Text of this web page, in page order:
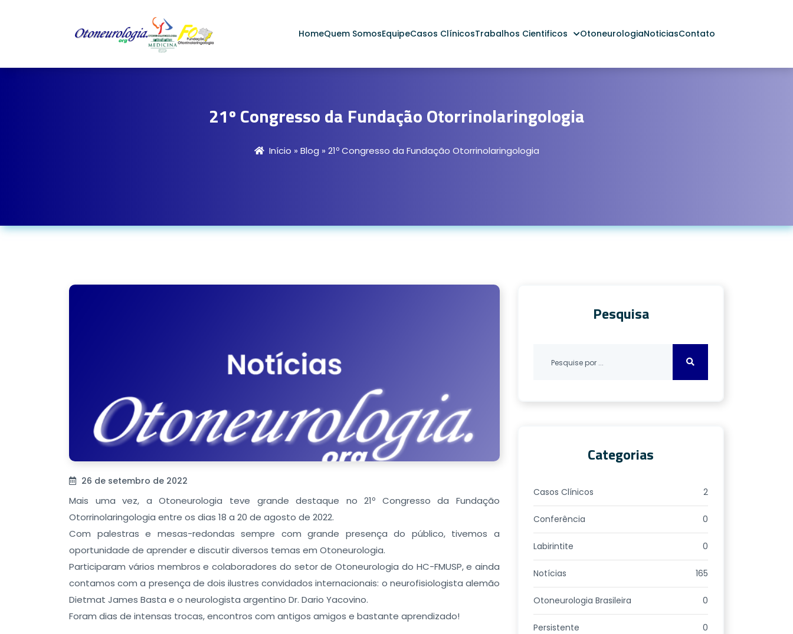
HomeQuem SomosEquipeCasos ClínicosTrabalhos Cientificos OtoneurologiaNoticiasContato
21º Congresso da Fundação Otorrinolaringologia
Início » Blog » 21º Congresso da Fundação Otorrinolaringologia
26 de setembro de 2022
Mais uma vez, a Otoneurologia teve grande destaque no 21º Congresso da Fundação
Otorrinolaringologia entre os dias 18 a 20 de agosto de 2022.
Com palestras e mesas-redondas sempre com grande presença do público, tivemos a
oportunidade de aprender e discutir diversos temas em Otoneurologia.
Participaram vários membros e colaboradores do setor de Otoneurologia do HC-FMUSP, e ainda
contamos com a presença de dois ilustres convidados internacionais: o neurofisiologista alemão
Dietmat James Basta e o neurologista argentino Dr. Dario Yacovino.
Foram dias de intensas trocas, encontros com antigos amigos e bastante aprendizado!
Pesquisa
Categorias
Casos Clínicos 2
Conferência 0
Labirintite 0
Notícias 165
Otoneurologia Brasileira 0
Persistente 0